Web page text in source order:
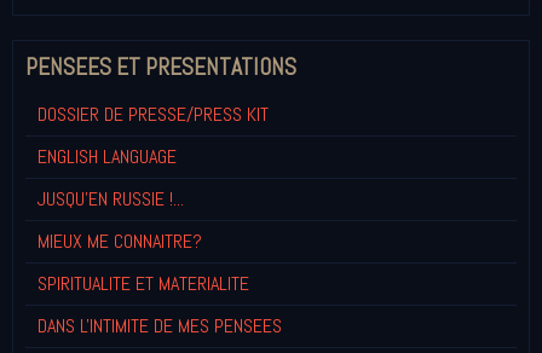
PENSEES ET PRESENTATIONS
DOSSIER DE PRESSE/PRESS KIT
ENGLISH LANGUAGE
JUSQU'EN RUSSIE !...
MIEUX ME CONNAITRE?
SPIRITUALITE ET MATERIALITE
DANS L'INTIMITE DE MES PENSEES